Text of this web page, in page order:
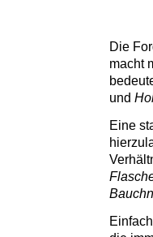
Die
macht
und
Eine